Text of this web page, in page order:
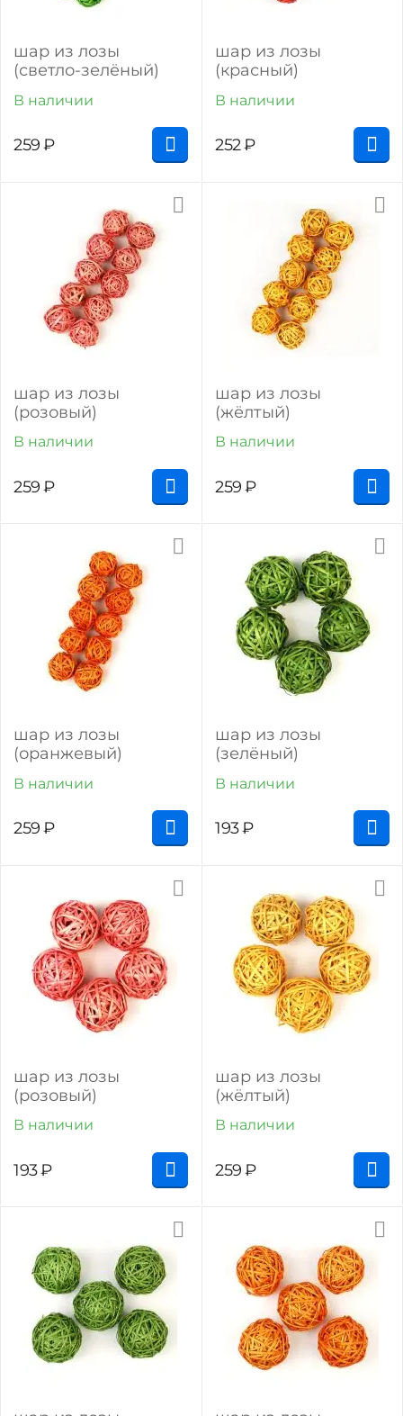
шар из лозы
(светло-зелёный)
В наличии
259₽
шар из лозы
(красный)
В наличии
252₽
шар из лозы
(розовый)
В наличии
259₽
шар из лозы
(жёлтый)
В наличии
259₽
шар из лозы
(оранжевый)
В наличии
259₽
шар из лозы
(зелёный)
В наличии
193₽
шар из лозы
(розовый)
В наличии
193₽
шар из лозы
(жёлтый)
В наличии
259₽